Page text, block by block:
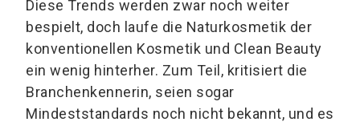
Diese Trends werden zwar noch weiter
bespielt, doch laufe die Naturkosmetik der
konventionellen Kosmetik und Clean Beauty
ein wenig hinterher. Zum Teil, kritisiert die
Branchenkennerin, seien sogar
Mindeststandards noch nicht bekannt, und es